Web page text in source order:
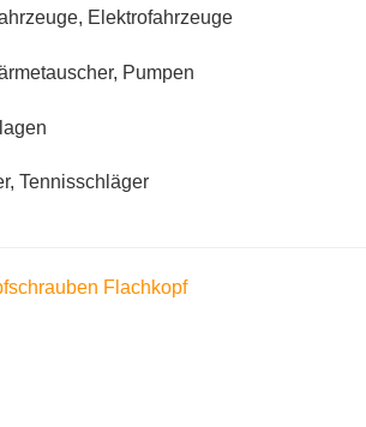
Elektrofahrzeuge
Pumpen
Tennisschläger
Flachkopf